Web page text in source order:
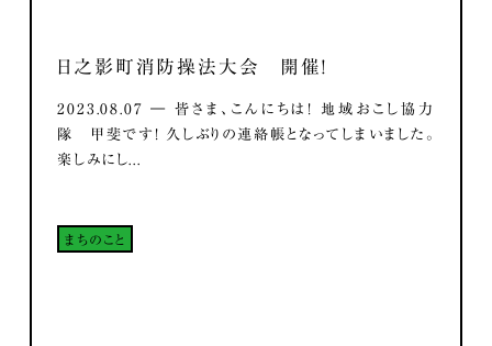
日之影町消防操法大会 開催！
2023.08.07 ― 皆さま、こんにちは！ 地域おこし協力
隊 甲斐です！ 久しぶりの連絡帳となってしまいました。
楽しみにし...
まちのこと